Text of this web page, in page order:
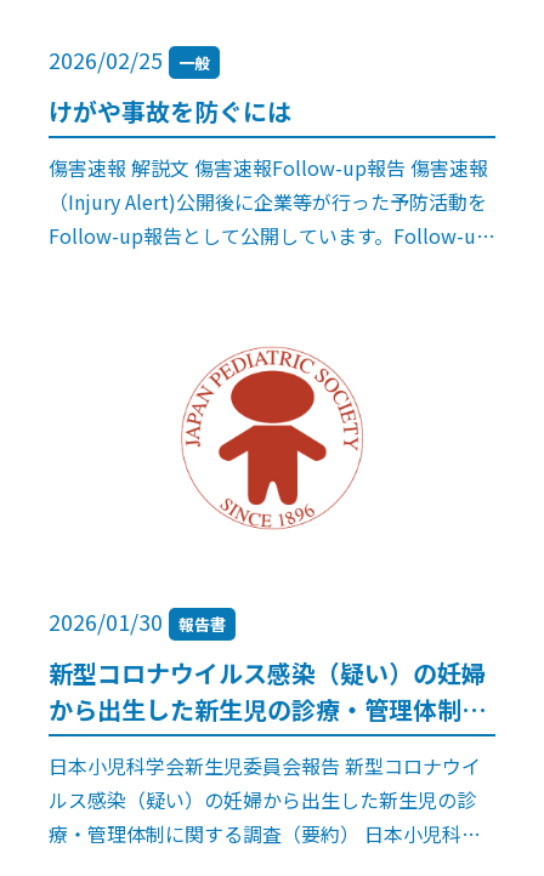
2026/02/25 一般
けがや事故を防ぐには
傷害速報 解説文 傷害速報Follow-up報告 傷害速報
（Injury Alert)公開後に企業等が行った予防活動を
Follow-up報告として公開しています。Follow-up
2026/01/30 報告書
新型コロナウイルス感染（疑い）の妊婦
から出生した新生児の診療・管理体制に
関する調査（要約）
日本小児科学会新生児委員会報告 新型コロナウイ
ルス感染（疑い）の妊婦から出生した新生児の診
療・管理体制に関する調査（要約） 日本小児科学